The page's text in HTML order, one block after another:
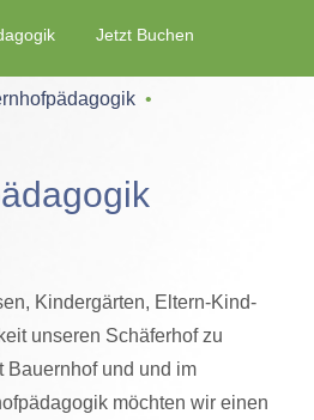
Jetzt Buchen
‌ • ‌
Kindergärten, Eltern-Kind-
unseren Schäferhof zu
Bauernhof und und im
möchten wir einen